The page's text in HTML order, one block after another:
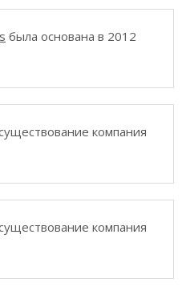
была основана в 2012
компания
компания